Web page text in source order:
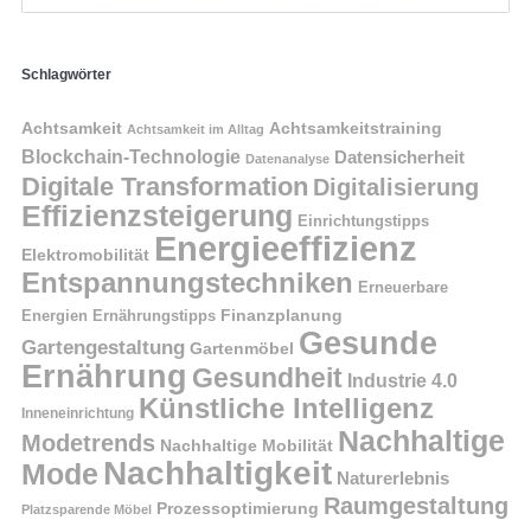
Schlagwörter
Achtsamkeit Achtsamkeit im Alltag Achtsamkeitstraining
Blockchain-Technologie Datenanalyse Datensicherheit
Digitale Transformation Digitalisierung
Effizienzsteigerung Einrichtungstipps
Elektromobilität Energieeffizienz
Entspannungstechniken Erneuerbare
Energien Ernährungstipps Finanzplanung
Gartengestaltung Gartenmöbel Gesunde
Ernährung Gesundheit Industrie 4.0
Inneneinrichtung Künstliche Intelligenz
Modetrends Nachhaltige Mobilität Nachhaltige
Mode Nachhaltigkeit Naturerlebnis
Platzsparende Möbel Prozessoptimierung Raumgestaltung